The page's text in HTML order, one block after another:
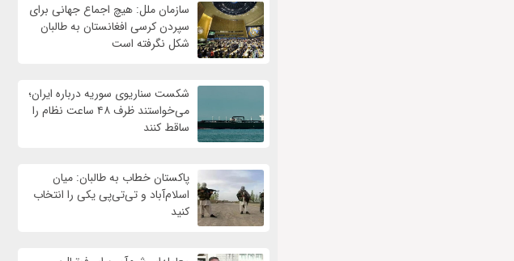
سازمان ملل: هیچ اجماع جهانی برای
سپردن کرسی افغانستان به طالبان
شکل نگرفته است
شکست سناریوی سوریه درباره ایران؛
می‌خواستند ظرف ۴۸ ساعت نظام را
ساقط کنند
پاکستان خطاب به طالبان: میان
اسلام‌آباد و تی‌تی‌پی یکی را انتخاب
کنید